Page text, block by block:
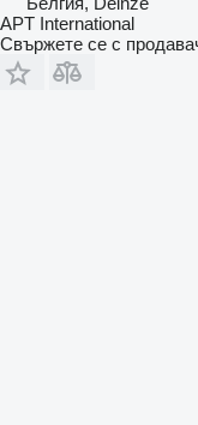
APT International
Свържете се с